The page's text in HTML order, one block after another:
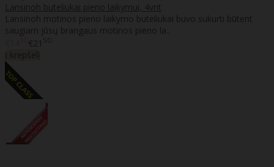
Lansinoh buteliukai pieno laikymui, 4vnt
Lansinoh motinos pieno laikymo buteliukai buvo sukurti būtent
saugiam jūsų brangaus motinos pieno la..
€21 50